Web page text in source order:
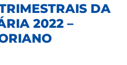
DA
2022 –